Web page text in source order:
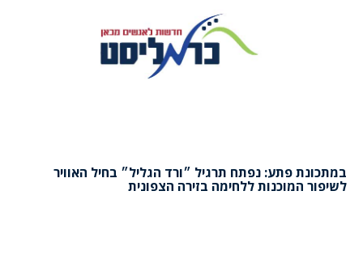
במתכונת פתע: נפתח תרגיל ״ורד הגליל״ בחיל האוויר
לשיפור המוכנות ללחימה בזירה הצפונית